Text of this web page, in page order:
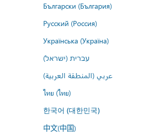
Български (България)
Русский (Россия)
Українська (Україна)
עברית (ישראל)
عربي (المنطقة العربية)
ไทย (ไทย)
한국어 (대한민국)
中文(中国)